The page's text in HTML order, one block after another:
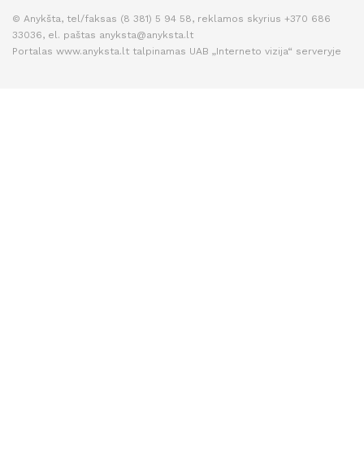
© Anykšta, tel/faksas (8 381) 5 94 58, reklamos skyrius +370 686
33036, el. paštas anyksta@anyksta.lt
Portalas www.anyksta.lt talpinamas UAB „Interneto vizija“ serveryje